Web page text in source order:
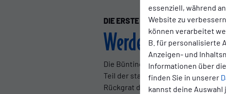
essenziell, während
Website zu
können verarbeitet
B. für personalisierte
Anzeigen- und
Informationen über
finden Sie in unserer
kannst deine
DIE ERSTE Samstag, 24.05.2025
Werder kommt
Die Bünting Unternehmensgruppe
Teil der starken Sponsoren-Spitze
Rückgrat des Hauptsponsorings.